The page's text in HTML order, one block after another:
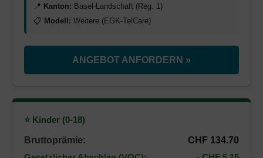
📍 Kanton: Basel-Landschaft (Reg. 1)
📋 Modell: Weitere (EGK-TelCare)
ANGEBOT ANFORDERN »
⭐ Kinder (0-18)
Bruttoprämie:
CHF 134.70